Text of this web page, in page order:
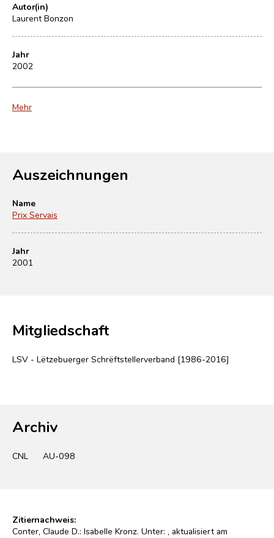
Autor(in)
Laurent Bonzon
Jahr
2002
Mehr
Auszeichnungen
Name
Prix Servais
Jahr
2001
Mitgliedschaft
LSV - Lëtzebuerger Schrëftstellerverband [1986-2016]
Archiv
CNL AU-098
Zitiernachweis:
Conter, Claude D.: Isabelle Kronz. Unter: , aktualisiert am